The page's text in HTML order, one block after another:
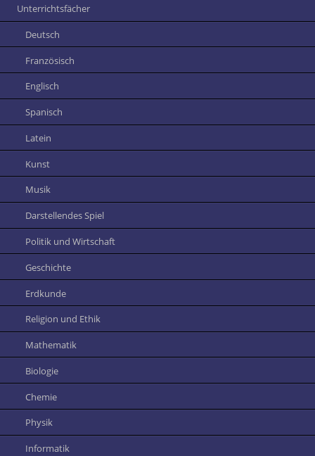
Unterrichtsfächer
Deutsch
Französisch
Englisch
Spanisch
Latein
Kunst
Musik
Darstellendes Spiel
Politik und Wirtschaft
Geschichte
Erdkunde
Religion und Ethik
Mathematik
Biologie
Chemie
Physik
Informatik